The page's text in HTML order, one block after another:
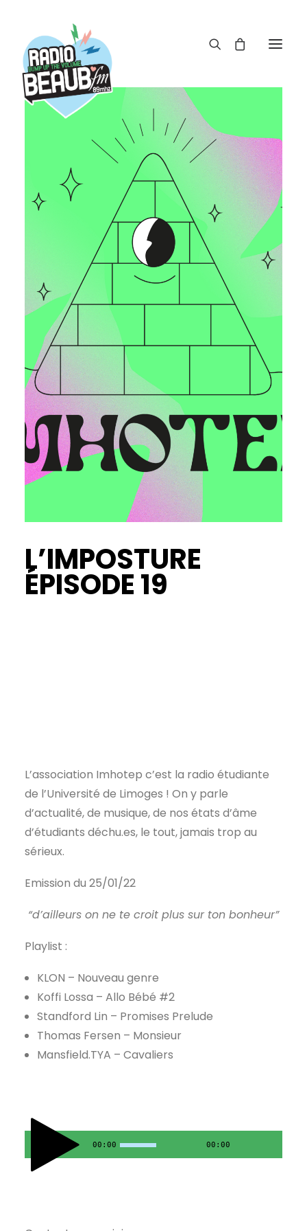
ÉMISSIONS
BOUTIQUE
L’IMPOSTURE
ÉPISODE 19
L’association Imhotep c’est la radio étudiante
de l’Université de Limoges ! On y parle
d’actualité, de musique, de nos états d’âme
d’étudiants déchu.es, le tout, jamais trop au
sérieux.
Emission du 25/01/22
“d’ailleurs on ne te croit plus sur ton bonheur”
Playlist :
KLON – Nouveau genre
Koffi Lossa – Allo Bébé #2
Standford Lin – Promises Prelude
Thomas Fersen – Monsieur
Mansfield.TYA – Cavaliers
00:00 00:00